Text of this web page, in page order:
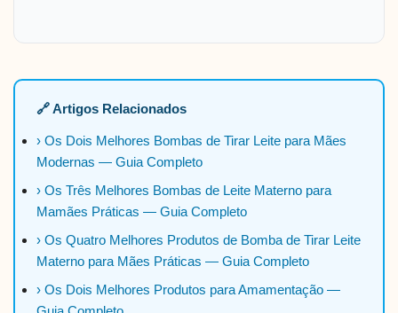
🔗 Artigos Relacionados
› Os Dois Melhores Bombas de Tirar Leite para Mães
Modernas — Guia Completo
› Os Três Melhores Bombas de Leite Materno para
Mamães Práticas — Guia Completo
› Os Quatro Melhores Produtos de Bomba de Tirar Leite
Materno para Mães Práticas — Guia Completo
› Os Dois Melhores Produtos para Amamentação —